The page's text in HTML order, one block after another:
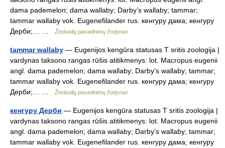
dama pademelon; dama wallaby; Darby’s wallaby; tammar;
tammar wallaby vok. Eugenefilander rus. кенгуру дама; кенгуру
Дерби;… …
Žinduolių pavadinimų žodynas
tammar wallaby — Eugenijos kengūra statusas T sritis zoologija |
vardynas taksono rangas rūšis atitikmenys: lot. Macropus eugenii
angl. dama pademelon; dama wallaby; Darby’s wallaby; tammar;
tammar wallaby vok. Eugenefilander rus. кенгуру дама; кенгуру
Дерби;… …
Žinduolių pavadinimų žodynas
кенгуру Дерби — Eugenijos kengūra statusas T sritis zoologija |
vardynas taksono rangas rūšis atitikmenys: lot. Macropus eugenii
angl. dama pademelon; dama wallaby; Darby’s wallaby; tammar;
tammar wallaby vok. Eugenefilander rus. кенгуру дама; кенгуру